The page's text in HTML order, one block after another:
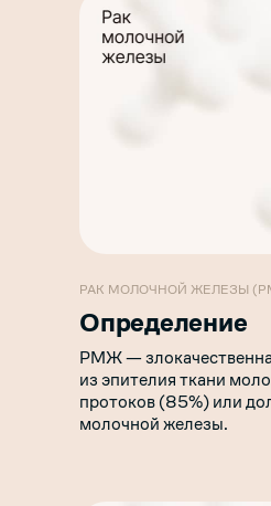
РАК МОЛОЧНОЙ ЖЕЛЕЗЫ
Определение
РМЖ —
из эпителия ткани
протоков (85%) или
молочной железы.